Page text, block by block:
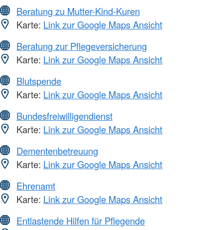
Beratung zu Mutter-Kind-Kuren
Karte: Link zur Google Maps Ansicht
Beratung zur Pflegeversicherung
Karte: Link zur Google Maps Ansicht
Blutspende
Karte: Link zur Google Maps Ansicht
Bundesfreiwilligendienst
Karte: Link zur Google Maps Ansicht
Dementenbetreuung
Karte: Link zur Google Maps Ansicht
Ehrenamt
Karte: Link zur Google Maps Ansicht
Entlastende Hilfen für Pflegende